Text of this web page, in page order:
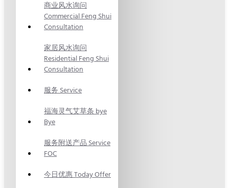
商业风水询问
Commercial Feng Shui
Consultation
家居风水询问
Residential Feng Shui
Consultation
服务 Service
福海灵气艾草条 bye
Bye
服务附送产品 Service
FOC
今日优惠 Today Offer